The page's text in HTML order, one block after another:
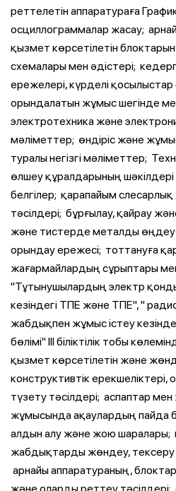
реттелетін аппаратураға
осциллограммалар жасау;
қызмет көрсетілетін
схемалары мен әдістері;
ережелері, күрделі
орындалатын жұмыс шегінде
электротехника және
мәліметтер; ­ өндіріс және
туралы негізгі мәліметтер;
өлшеу құралдарының
белгілер; ­ қарапайым
тәсілдері; ­ бұрғылау, қайрау
және тистерде металды
орындау ережесі; ­ тоттануға
жағармайлардың сұрыптары
"Тұтынушылардың электр
кезіндегі ТПЕ және ТПЕ", "
жабдықпен жұмыс істеу
бөлімі" III біліктілік тобы
қызмет көрсетілетін және
конструктивтік
түзету тәсілдері; ­ аспаптар
жұмысында ақаулардың пайда
алдын алу және жою шаралары;
жабдықтарды жөндеу, тексеру
арнайы аппаратураның,